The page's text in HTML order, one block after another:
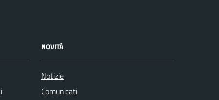
NOVITÀ
Notizie
Comunicati